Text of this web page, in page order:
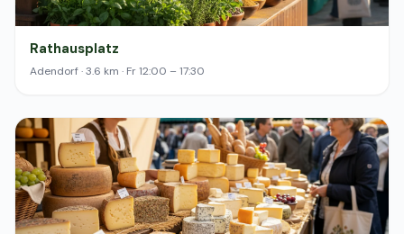
Rathausplatz
Adendorf · 3.6 km · Fr 12:00 – 17:30